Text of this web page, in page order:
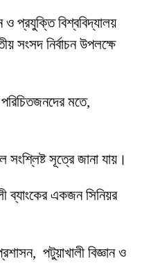
ও প্রযুক্তি বিশ্ববিদ্যালয়
সংসদ নির্বাচন উপলক্ষে
মতে,
সূত্রে জানা যায়।
ব্যাংকের একজন সিনিয়র
পটুয়াখালী বিজ্ঞান ও